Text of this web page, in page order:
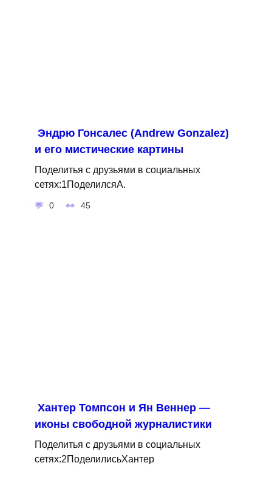
Эндрю Гонсалес (Andrew Gonzalez)
и его мистические картины
Поделитья с друзьями в социальных
сетях:1ПоделилсяA.
0 45
Хантер Томпсон и Ян Веннер —
иконы свободной журналистики
Поделитья с друзьями в социальных
сетях:2ПоделилисьХантер